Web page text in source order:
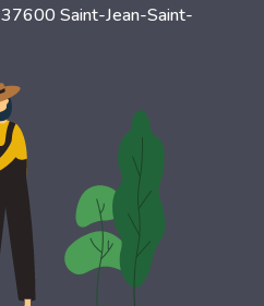
Saint-Jean-Saint-